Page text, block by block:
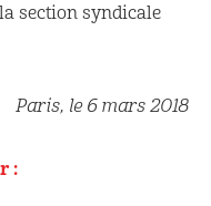
section syndicale
Paris, le 6 mars 2018
: